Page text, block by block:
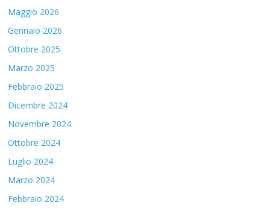
Maggio 2026
Gennaio 2026
Ottobre 2025
Marzo 2025
Febbraio 2025
Dicembre 2024
Novembre 2024
Ottobre 2024
Luglio 2024
Marzo 2024
Febbraio 2024